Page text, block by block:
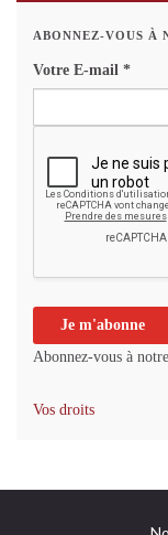
ABONNEZ-VOUS À
Votre E-mail *
Abonnez-vous à
Vos droits